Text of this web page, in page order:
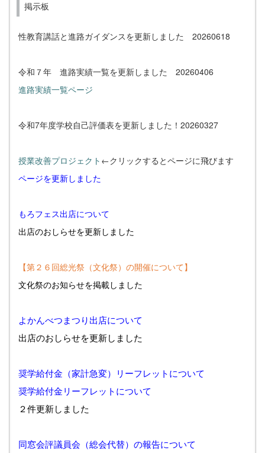
掲示板
性教育講話と進路ガイダンスを更新しました 20260618
令和７年 進路実績一覧を更新しました 20260406
進路実績一覧ページ
令和7年度学校自己評価表を更新しました！20260327
授業改善プロジェクト ←クリックするとページに飛びます
ページを更新しました
もろフェス出店について
出店のおしらせを更新しました
【第２６回総光祭（文化祭）の開催について】
文化祭のお知らせを掲載しました
よかんべつまつり出店について
出店のおしらせを更新しました
奨学給付金（家計急変）リーフレットについて
奨学給付金リーフレットについて
２件更新しました
同窓会評議員会（総会代替）の報告について